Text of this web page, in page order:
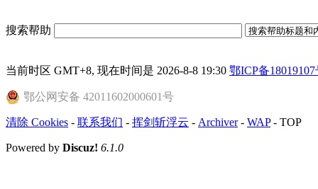
搜索帮助
当前时区 GMT+8, 现在时间是 2026-8-8 19:30 鄂ICP备18019107
鄂公网安备 42011602000601号
清除 Cookies - 联系我们 - 挥剑斩浮云 - Archiver- WAP- TOP
Powered by Discuz! 6.1.0